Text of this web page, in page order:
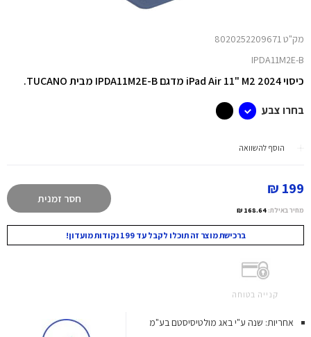
מק"ט 8020252209671
IPDA11M2E-B
כיסוי iPad Air 11" M2 2024 מדגם IPDA11M2E-B מבית TUCANO.
בחרו צבע
הוסף להשוואה
199 ₪
מחיר באילת: 168.64 ₪
חסר זמנית
ברכישת מוצר זה תוכלו לקבל עד 199 נקודות מועדון!
קנייה בטוחה
אחריות: שנה ע"י באג מולטיסיסטם בע"מ